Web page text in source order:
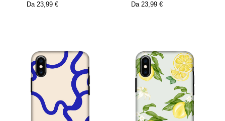
Da 23,99 €
Da 23,99 €